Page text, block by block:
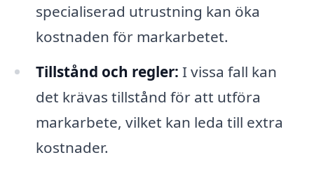
specialiserad utrustning kan öka
kostnaden för markarbetet.
Tillstånd och regler: I vissa fall kan
det krävas tillstånd för att utföra
markarbete, vilket kan leda till extra
kostnader.